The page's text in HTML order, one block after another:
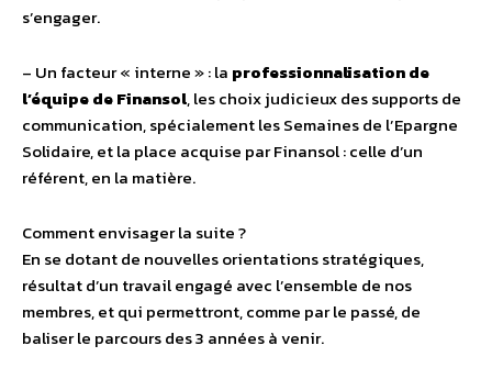
s’engager.
– Un facteur « interne » : la professionnalisation de
l’équipe de Finansol, les choix judicieux des supports de
communication, spécialement les Semaines de l’Epargne
Solidaire, et la place acquise par Finansol : celle d’un
référent, en la matière.
Comment envisager la suite ?
En se dotant de nouvelles orientations stratégiques,
résultat d’un travail engagé avec l’ensemble de nos
membres, et qui permettront, comme par le passé, de
baliser le parcours des 3 années à venir.